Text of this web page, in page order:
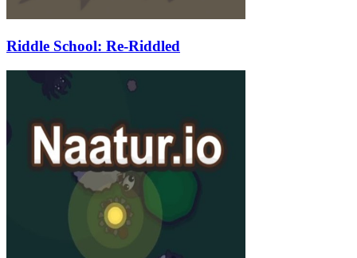
Riddle School: Re-Riddled